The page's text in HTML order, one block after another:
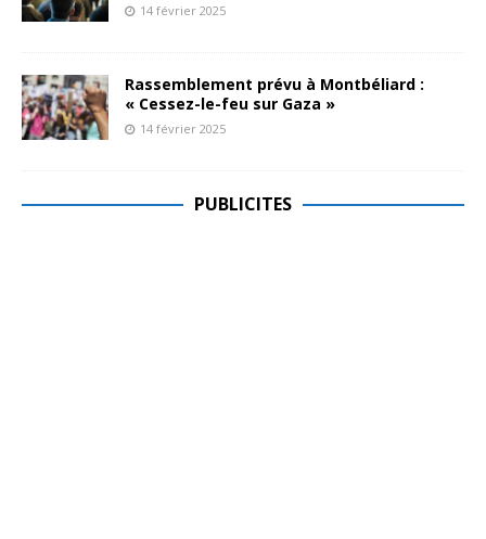
14 février 2025
Rassemblement prévu à Montbéliard :
« Cessez-le-feu sur Gaza »
14 février 2025
PUBLICITES